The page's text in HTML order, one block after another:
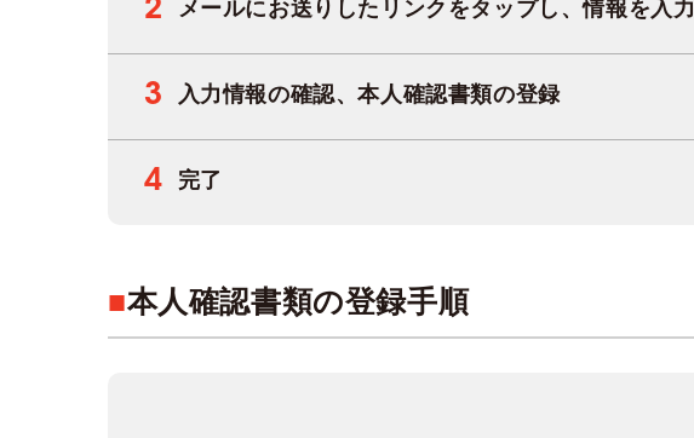
2 メールにお送りしたリンクをタップし、情報を入力
3 入力情報の確認、本人確認書類の登録
4 完了
■本人確認書類の登録手順